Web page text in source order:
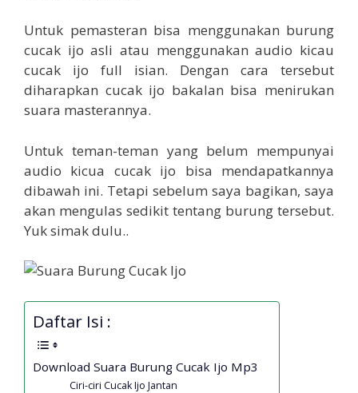
Untuk pemasteran bisa menggunakan burung
cucak ijo asli atau menggunakan audio kicau
cucak ijo full isian. Dengan cara tersebut
diharapkan cucak ijo bakalan bisa menirukan
suara masterannya.
Untuk teman-teman yang belum mempunyai
audio kicua cucak ijo bisa mendapatkannya
dibawah ini. Tetapi sebelum saya bagikan, saya
akan mengulas sedikit tentang burung tersebut.
Yuk simak dulu..
Daftar Isi :
Download Suara Burung Cucak Ijo Mp3
Ciri-ciri Cucak Ijo Jantan